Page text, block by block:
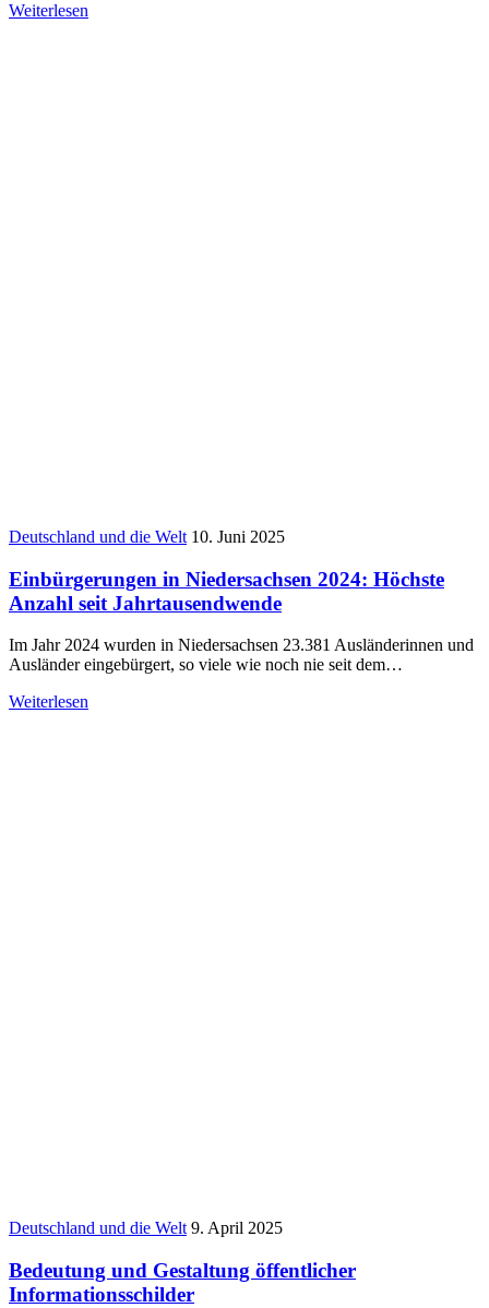
Weiterlesen
Deutschland und die Welt 10. Juni 2025
Einbürgerungen in Niedersachsen 2024: Höchste
Anzahl seit Jahrtausendwende
Im Jahr 2024 wurden in Niedersachsen 23.381 Ausländerinnen und
Ausländer eingebürgert, so viele wie noch nie seit dem…
Weiterlesen
Deutschland und die Welt 9. April 2025
Bedeutung und Gestaltung öffentlicher
Informationsschilder